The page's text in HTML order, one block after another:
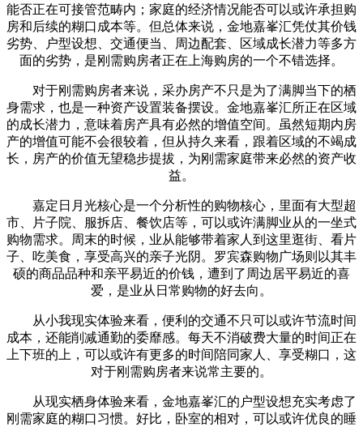
能否正在可接管范畴内；家庭的经济情况能否可以或许承担购
房和后续的糊口成本等。但总体来说，金地嘉峯汇凭仗其价钱
劣势、户型设想、交通便当、周边配套、区域成长潜力等多方
面的劣势，是刚需购房者正在上海购房的一个不错选择。
对于刚需购房者来说，采办房产不只是为了满脚当下的栖
身需求，也是一种资产设置装备摆设。金地嘉峯汇所正在区域
的成长潜力，意味着房产具有必然的增值空间。虽然短期内房
产的增值可能不会很较着，但从持久来看，跟着区域的不竭成
长，房产的价值无望稳步提拔，为刚需家庭带来必然的资产收
益。
嘉定日月光核心是一个分析性的购物核心，里面有大型超
市、片子院、服拆店、餐饮店等，可以或许满脚业从的一坐式
购物需求。周末的时候，业从能够带着家人到这里逛街、看片
子、吃美食，享受高兴的亲子光阴。罗宾森购物广场则以其丰
硕的商品品种和亲平易近的价钱，遭到了周边居平易近的喜
爱，是业从日常购物的好去向。
从小我现实体验来看，便利的交通不只可以或许节流时间
成本，还能削减通勤的委靡感。每天不消破费大量的时间正在
上下班的上，可以或许有更多的时间陪同家人、享受糊口，这
对于刚需购房者来说常主要的。
从现实栖身体验来看，金地嘉峯汇的户型设想充实考虑了
刚需家庭的糊口习惯。好比，卧室的相对，可以或许优良的睡